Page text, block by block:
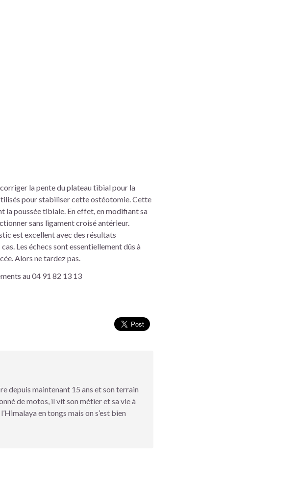
la pente du plateau tibial pour la
pour stabiliser cette ostéotomie. Cette
la poussée tibiale. En effet, en modifiant sa
sans ligament croisé antérieur.
est excellent avec des résultats
Les échecs sont essentiellement dûs à
Alors ne tardez pas.
au 04 91 82 13 13
depuis maintenant 15 ans et son terrain
de motos, il vit son métier et sa vie à
en tongs mais on s’est bien